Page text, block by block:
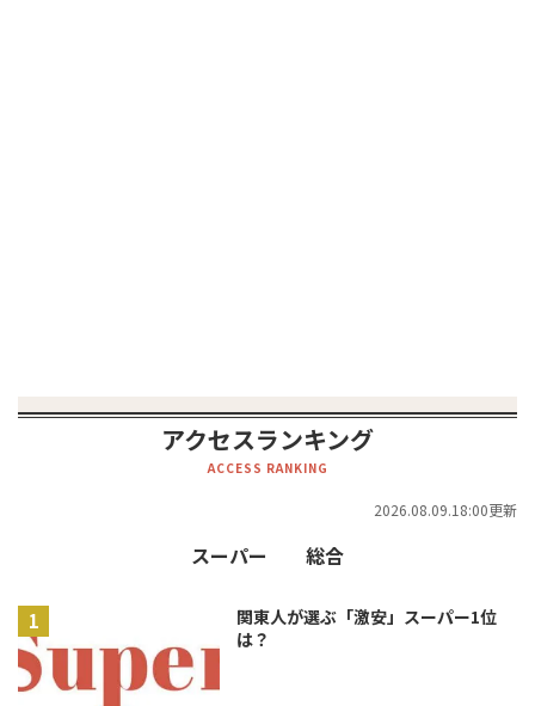
アクセスランキング
ACCESS RANKING
2026.08.09.18:00更新
スーパー 総合
関東人が選ぶ「激安」スーパー1位
は？